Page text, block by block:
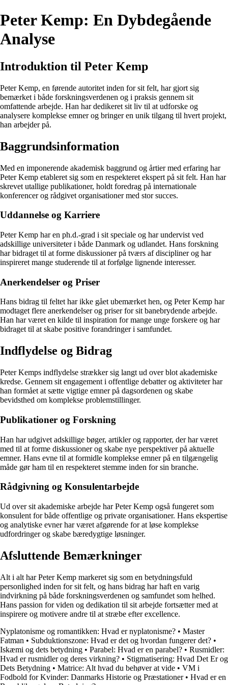
Peter Kemp: En Dybdegående
Analyse
Introduktion til Peter Kemp
Peter Kemp, en førende autoritet inden for sit felt, har gjort sig
bemærket i både forskningsverdenen og i praksis gennem sit
omfattende arbejde. Han har dedikeret sit liv til at udforske og
analysere komplekse emner og bringer en unik tilgang til hvert projekt,
han arbejder på.
Baggrundsinformation
Med en imponerende akademisk baggrund og årtier med erfaring har
Peter Kemp etableret sig som en respekteret ekspert på sit felt. Han har
skrevet utallige publikationer, holdt foredrag på internationale
konferencer og rådgivet organisationer med stor succes.
Uddannelse og Karriere
Peter Kemp har en ph.d.-grad i sit speciale og har undervist ved
adskillige universiteter i både Danmark og udlandet. Hans forskning
har bidraget til at forme diskussioner på tværs af discipliner og har
inspireret mange studerende til at forfølge lignende interesser.
Anerkendelser og Priser
Hans bidrag til feltet har ikke gået ubemærket hen, og Peter Kemp har
modtaget flere anerkendelser og priser for sit banebrydende arbejde.
Han har været en kilde til inspiration for mange unge forskere og har
bidraget til at skabe positive forandringer i samfundet.
Indflydelse og Bidrag
Peter Kemps indflydelse strækker sig langt ud over blot akademiske
kredse. Gennem sit engagement i offentlige debatter og aktiviteter har
han formået at sætte vigtige emner på dagsordenen og skabe
bevidsthed om komplekse problemstillinger.
Publikationer og Forskning
Han har udgivet adskillige bøger, artikler og rapporter, der har været
med til at forme diskussioner og skabe nye perspektiver på aktuelle
emner. Hans evne til at formidle komplekse emner på en tilgængelig
måde gør ham til en respekteret stemme inden for sin branche.
Rådgivning og Konsulentarbejde
Ud over sit akademiske arbejde har Peter Kemp også fungeret som
konsulent for både offentlige og private organisationer. Hans ekspertise
og analytiske evner har været afgørende for at løse komplekse
udfordringer og skabe bæredygtige løsninger.
Afsluttende Bemærkninger
Alt i alt har Peter Kemp markeret sig som en betydningsfuld
personlighed inden for sit felt, og hans bidrag har haft en varig
indvirkning på både forskningsverdenen og samfundet som helhed.
Hans passion for viden og dedikation til sit arbejde fortsætter med at
inspirere og motivere andre til at stræbe efter excellence.
Nyplatonisme og romantikken: Hvad er nyplatonisme? • Master
Fatman • Subduktionszone: Hvad er det og hvordan fungerer det? •
Iskæmi og dets betydning • Parabel: Hvad er en parabel? • Rusmidler:
Hvad er rusmidler og deres virkning? • Stigmatisering: Hvad Det Er og
Dets Betydning • Matrice: Alt hvad du behøver at vide • VM i
Fodbold for Kvinder: Danmarks Historie og Præstationer• Hvad er en